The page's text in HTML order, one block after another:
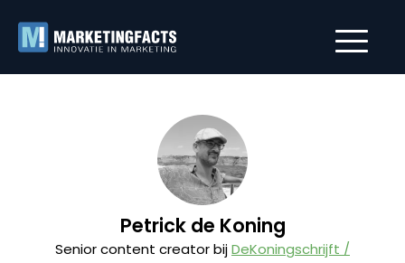
Petrick de Koning
Senior content creator bijDeKoningschrijft /